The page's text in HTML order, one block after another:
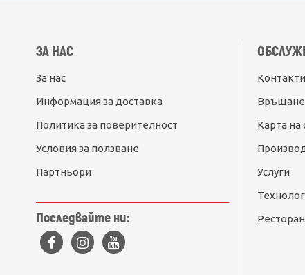
ЗА НАС
За нас
Информация за доставка
Политика за поверителност
Условия за ползване
Партньори
Последвайте ни:
Контакти
Връщане
Карта на
Услуги